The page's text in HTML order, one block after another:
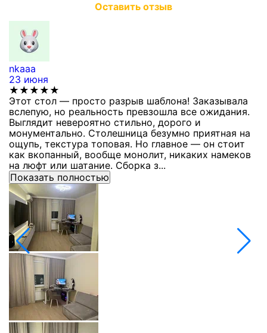
Оставить отзыв
nkaaa
23 июня
★★★★★
Этот стол — просто разрыв шаблона! Заказывала
вслепую, но реальность превзошла все ожидания.
Выглядит невероятно стильно, дорого и
монументально. Столешница безумно приятная на
ощупь, текстура топовая. Но главное — он стоит
как вкопанный, вообще монолит, никаких намеков
на люфт или шатание. Сборка з...
Показать полностью